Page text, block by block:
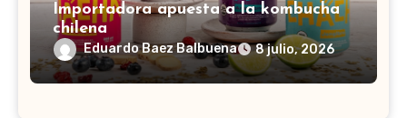
Importadora apuesta a la kombucha
chilena
Eduardo Baez Balbuena 8 julio, 2026